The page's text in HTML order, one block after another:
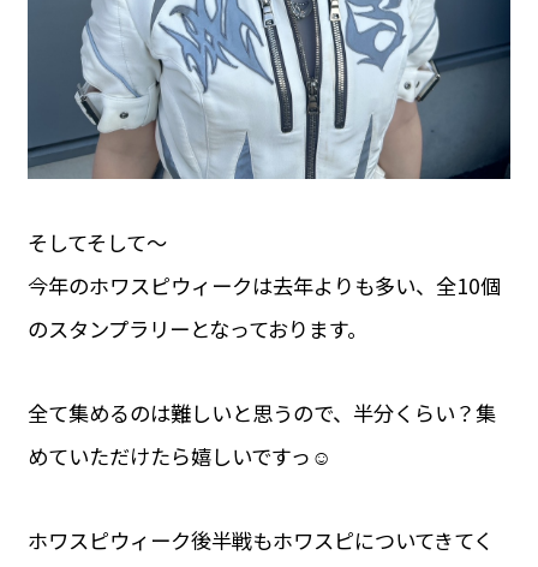
そしてそして〜
今年のホワスピウィークは去年よりも多い、全10個
のスタンプラリーとなっております。
全て集めるのは難しいと思うので、半分くらい？集
めていただけたら嬉しいですっ☺️
ホワスピウィーク後半戦もホワスピについてきてく